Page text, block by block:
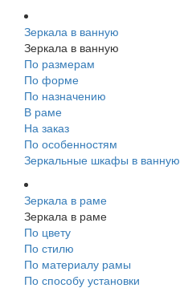
Зеркала в ванную
Зеркала в ванную
По размерам
По форме
По назначению
В раме
На заказ
По особенностям
Зеркальные шкафы в ванную
Зеркала в раме
Зеркала в раме
По цвету
По стилю
По материалу рамы
По способу установки